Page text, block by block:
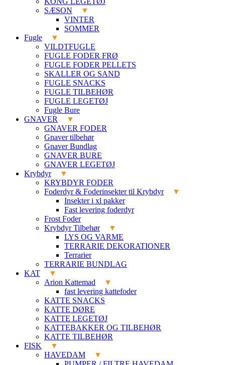
SÆSON
VINTER
SOMMER
Fugle
VILDTFUGLE
FUGLE FODER FRØ
FUGLE FODER PELLETS
SKALLER OG SAND
FUGLE SNACKS
FUGLE TILBEHØR
FUGLE LEGETØJ
Fugle Bure
GNAVER
GNAVER FODER
Gnaver tilbehør
Gnaver Bundlag
GNAVER BURE
GNAVER LEGETØJ
Krybdyr
KRYBDYR FODER
Foderdyr & Foderinsekter til Krybdyr
Insekter i xl pakker
Fast levering foderdyr
Frost Foder
Krybdyr Tilbehør
LYS OG VARME
TERRARIE DEKORATIONER
Terrarier
TERRARIE BUNDLAG
KAT
Arion Kattemad
fast levering kattefoder
KATTE SNACKS
KATTE DØRE
KATTE LEGETØJ
KATTEBAKKER OG TILBEHØR
KATTE TILBEHØR
FISK
HAVEDAM